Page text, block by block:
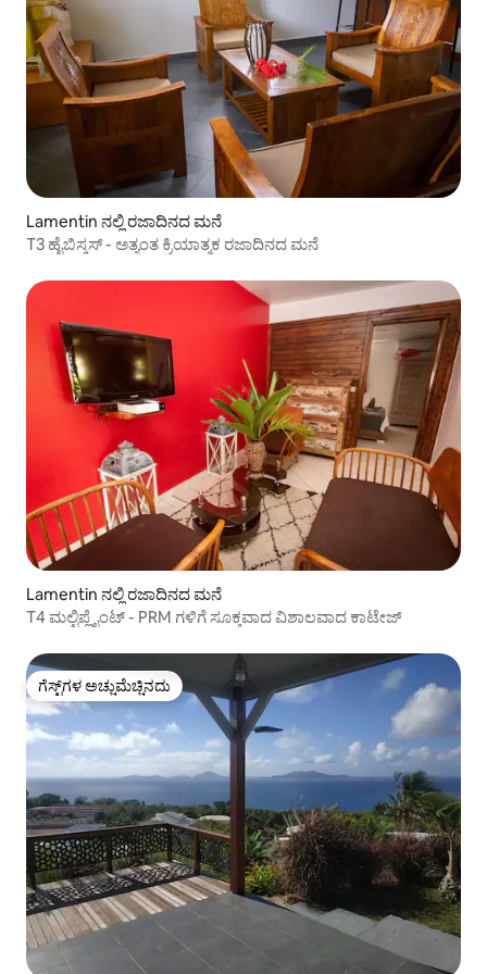
Lamentin ನಲ್ಲಿ ರಜಾದಿನದ ಮನೆ
T3 ಹೈಬಿಸ್ಕಸ್ - ಅತ್ಯಂತ ಕ್ರಿಯಾತ್ಮಕ ರಜಾದಿನದ ಮನೆ
Lamentin ನಲ್ಲಿ ರಜಾದಿನದ ಮನೆ
T4 ಮಲ್ಟಿಪ್ಲೈಂಟ್ - PRM ಗಳಿಗೆ ಸೂಕ್ತವಾದ ವಿಶಾಲವಾದ ಕಾಟೇಜ್
ಗೆಸ್ಟ್‌ಗಳ ಅಚ್ಚುಮೆಚ್ಚಿನದು
ಗೆಸ್ಟ್‌ಗಳ ಅಚ್ಚುಮೆಚ್ಚಿನದು